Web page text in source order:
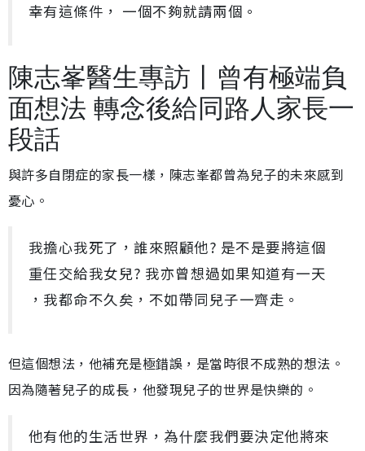
幸有這條件， 一個不夠就請兩個。
陳志峯醫生專訪丨曾有極端負
面想法 轉念後給同路人家長一
段話
與許多自閉症的家長一樣，陳志峯都曾為兒子的未來感到
憂心。
我擔心我死了，誰來照顧他? 是不是要將這個
重任交給我女兒? 我亦曾想過如果知道有一天
，我都命不久矣，不如帶同兒子一齊走。
但這個想法，他補充是極錯誤，是當時很不成熟的想法。
因為隨著兒子的成長，他發現兒子的世界是快樂的。
他有他的生活世界，為什麼我們要決定他將來